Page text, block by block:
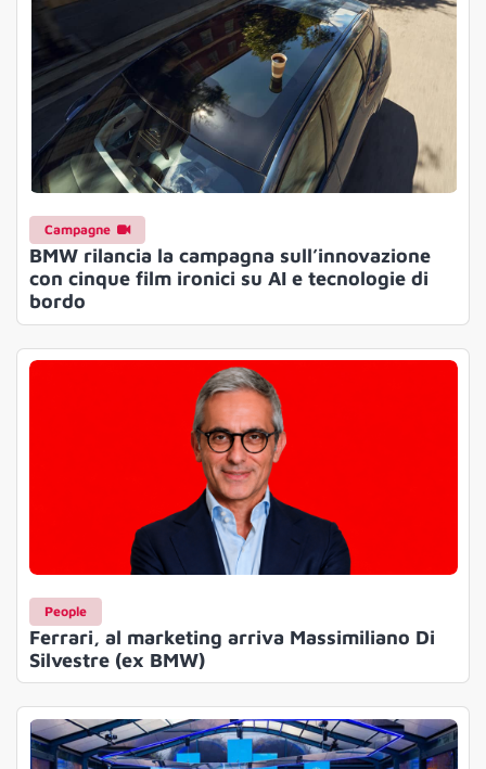
Campagne
BMW rilancia la campagna sull’innovazione
con cinque film ironici su AI e tecnologie di
bordo
People
Ferrari, al marketing arriva Massimiliano Di
Silvestre (ex BMW)